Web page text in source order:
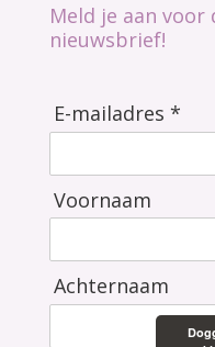
Meld je aan voor
nieuwsbrief!
E-mailadres *
Voornaam
Achternaam